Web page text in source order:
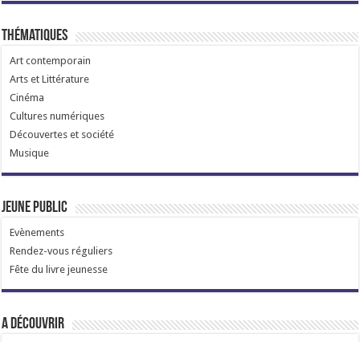
Thématiques
Art contemporain
Arts et Littérature
Cinéma
Cultures numériques
Découvertes et société
Musique
Jeune public
Evènements
Rendez-vous réguliers
Fête du livre jeunesse
A découvrir